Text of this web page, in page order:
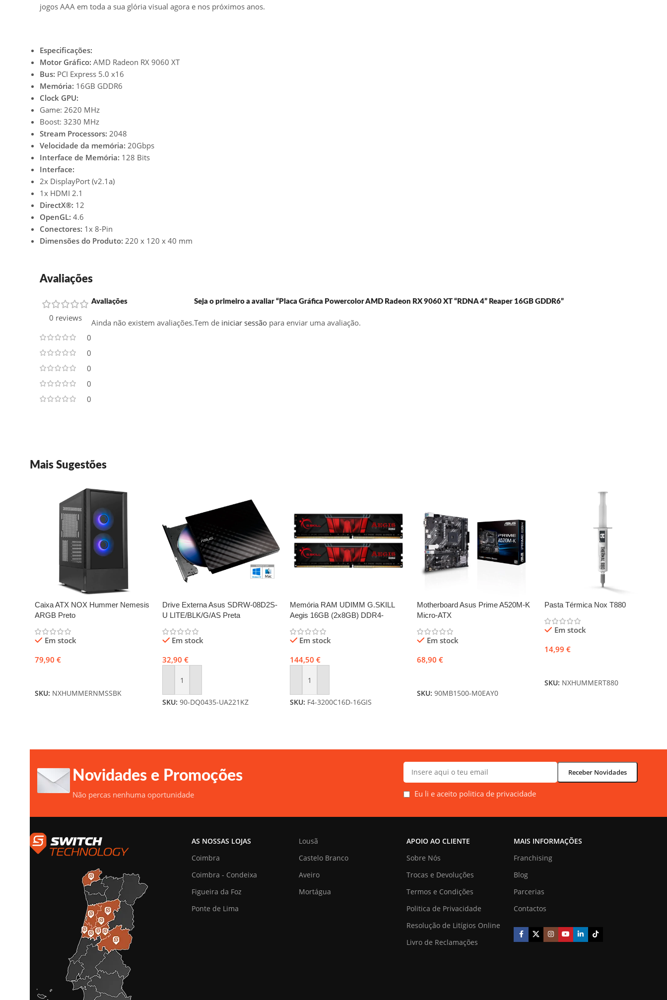
jogos AAA em toda a sua glória visual agora e nos próximos anos.
Especificações:
Motor Gráfico: AMD Radeon RX 9060 XT
Bus: PCI Express 5.0 x16
Memória: 16GB GDDR6
Clock GPU:
Game: 2620 MHz
Boost: 3230 MHz
Stream Processors: 2048
Velocidade da memória: 20Gbps
Interface de Memória: 128 Bits
Interface:
2x DisplayPort (v2.1a)
1x HDMI 2.1
DirectX®: 12
OpenGL: 4.6
Conectores: 1x 8-Pin
Dimensões do Produto: 220 x 120 x 40 mm
Avaliações
0 reviews
0
0
0
0
0
Avaliações
Ainda não existem avaliações.
Seja o primeiro a avaliar “Placa Gráfica Powercolor AMD Radeon RX 9060 XT “RDNA 4” Reaper 16GB GDDR6”
Tem de iniciar sessão para enviar uma avaliação.
Mais Sugestões
Caixa ATX NOX Hummer Nemesis
ARGB Preto
Em stock
79,90 €
SKU: NXHUMMERNMSSBK
Drive Externa Asus SDRW-08D2S-
U LITE/BLK/G/AS Preta
Em stock
32,90 €
Adicionar
SKU: 90-DQ0435-UA221KZ
Memória RAM UDIMM G.SKILL
Aegis 16GB (2x8GB) DDR4-
18-38) 1.35V Preta
Em stock
144,50 €
Adicionar
SKU: F4-3200C16D-16GIS
Motherboard Asus Prime A520M-K
Micro-ATX
Em stock
68,90€
SKU:90MB1500-M0EAY0
Pasta Térmica Nox T880
Em stock
14,99€
SKU: NXHUMMERT880
Novidades e Promoções
Não percas nenhuma oportunidade Eu li e aceito politica de privacidade
AS NOSSAS LOJAS
Coimbra
Coimbra - Condeixa
Figueira da Foz
Ponte de Lima
Lousã
Castelo Branco
Aveiro
Mortágua
APOIO AO CLIENTE
Sobre Nós
Trocas e Devoluções
Termos e Condições
Politica de Privacidade
Resolução de Litígios Online
Livro de Reclamações
MAIS INFORMAÇÕES
Franchising
Blog
Parcerias
Contactos